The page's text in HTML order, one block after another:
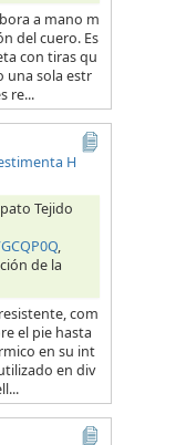
a mano m
del cuero. Es
con tiras qu
una sola estr
re...
H
Tejido
,
de la
com
el pie hasta
en su int
en div